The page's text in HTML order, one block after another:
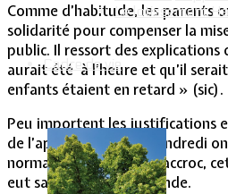
Le lotissement
Cadre de vie
Comme d’habitude, les parents
solidarité pour compenser la
public. Il ressort des
aurait été à l’heure et qu’il
enfants étaient en retard » (sic).
Peu importent les justifications
de l’après-midi et du vendredi
normalement. Sans cet accroc,
eut satisfait tout le monde.